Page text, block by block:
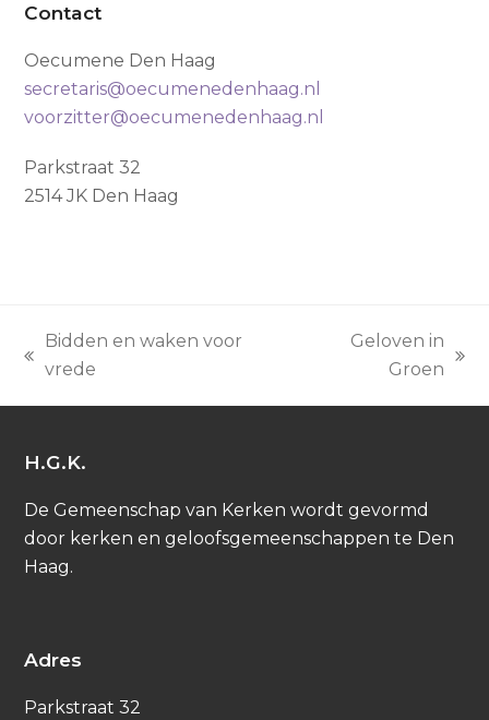
Contact
Oecumene Den Haag
secretaris@oecumenedenhaag.nl
voorzitter@oecumenedenhaag.nl
Parkstraat 32
2514 JK Den Haag
previous
Bidden en waken voor
vrede
Geloven in
Groen
H.G.K.
De Gemeenschap van Kerken wordt gevormd
door kerken en geloofsgemeenschappen te Den
Haag.
Adres
Parkstraat 32